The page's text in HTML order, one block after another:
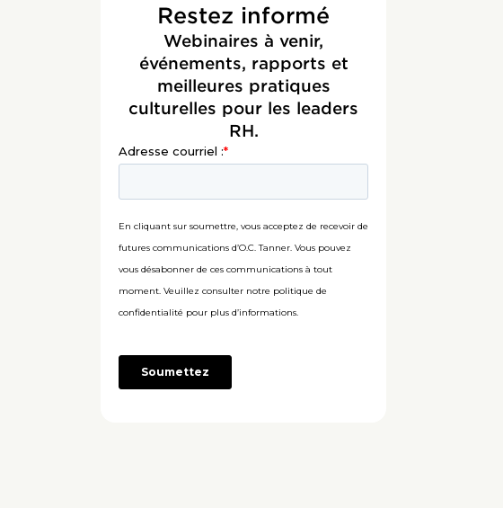
Restez informé
Webinaires à venir,
événements, rapports et
meilleures pratiques
culturelles pour les leaders
RH.